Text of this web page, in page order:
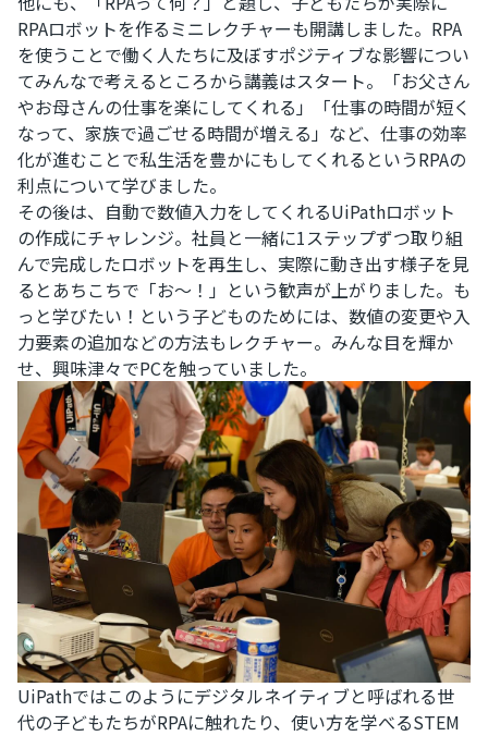
RPAロボットを作るミニレクチャーも開講しました。RPA
を使うことで働く人たちに及ぼすポジティブな影響につい
てみんなで考えるところから講義はスタート。「お父さん
やお母さんの仕事を楽にしてくれる」「仕事の時間が短く
なって、家族で過ごせる時間が増える」など、仕事の効率
化が進むことで私生活を豊かにもしてくれるというRPAの
利点について学びました。
その後は、自動で数値入力をしてくれるUiPathロボット
の作成にチャレンジ。社員と一緒に1ステップずつ取り組
んで完成したロボットを再生し、実際に動き出す様子を見
るとあちこちで「お～！」という歓声が上がりました。も
っと学びたい！という子どものためには、数値の変更や入
力要素の追加などの方法もレクチャー。みんな目を輝か
せ、興味津々でPCを触っていました。
UiPathではこのようにデジタルネイティブと呼ばれる世
代の子どもたちがRPAに触れたり、使い方を学べるSTEM